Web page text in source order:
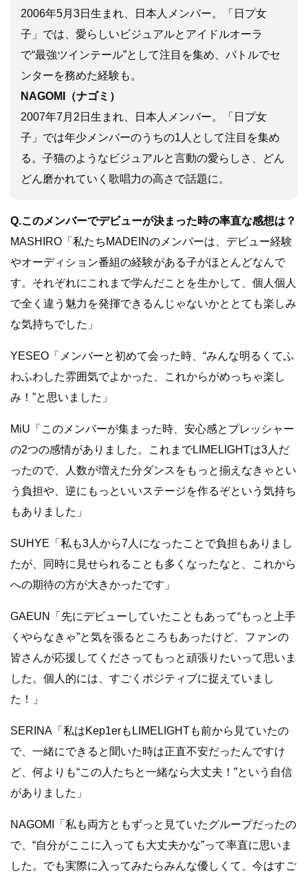
2006年5月3日生まれ、日本人メンバー。「日プ女
子」では、愛らしいビジュアルとアイドルオーラ
で“最強ツインテール”として注目を集め、バトルでセ
ンターを務めた経験も。
NAGOMI（ナゴミ）
2007年7月2日生まれ、日本人メンバー。「日プ女
子」では年少メンバーのうちの1人として注目を集め
る。子猫のようなビジュアルと言動の愛らしさ、どん
どん磨かれていく歌唱力の高さで話題に。
Q.このメンバーでデビューが決まった時の率直な感想は？
MASHIRO「私たちMADEINのメンバーは、デビュー経験
やオーディション番組の経験がある子がほとんどなんで
す。それぞれにこれまで学んだことを生かして、個人個人
で全く違う魅力を発揮できるんじゃないかととても楽しみ
な気持ちでした」
YESEO「メンバーと初めて会った時、“みんな明るくてふ
わふわした雰囲気でよかった、これからがめっちゃ楽し
み！”と思いました」
MiU「このメンバーが集まった時、安心感とプレッシャー
の2つの感情がありました。これまでLIMELIGHTは3人だ
ったので、人数が増えた分ダンスをもっと揃えなきゃとい
う負担や、逆にもっといいステージを作るぞという気持ち
もありました」
SUHYE「私も3人から7人になったことで負担もありまし
たが、同時に見せられることも多くなったなと、これから
への期待の方が大きかったです」
GAEUN「先にデビューしていたこともあって“もっと上手
くやらなきゃ”と気を張るところもあったけど、ファンの
皆さんが応援してくださってもっと頑張りたいって思いま
した。個人的には、すごくポジティブに捉えていまし
た！」
SERINA「私はKep1erもLIMELIGHTも前から見ていたの
で、一緒にできると聞いた時は正直不安だったんですけ
ど、何よりも“この人たちと一緒なら大丈夫！”という自信
がありました」
NAGOMI「私も両方ともずっと見ていたグループだったの
で、“自分がここに入っても大丈夫かな”って率直に思いま
した。でも実際に入ってみたらみんな優しくて、今はすご